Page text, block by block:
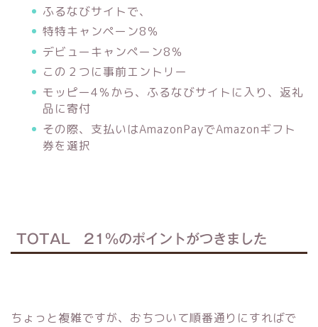
ふるなびサイトで、
特特キャンペーン8％
デビューキャンペーン8％
この２つに事前エントリー
モッピー4％から、ふるなびサイトに入り、返礼
品に寄付
その際、支払いはAmazonPayでAmazonギフト
券を選択
TOTAL 21％のポイントがつきました
ちょっと複雑ですが、おちついて順番通りにすればで